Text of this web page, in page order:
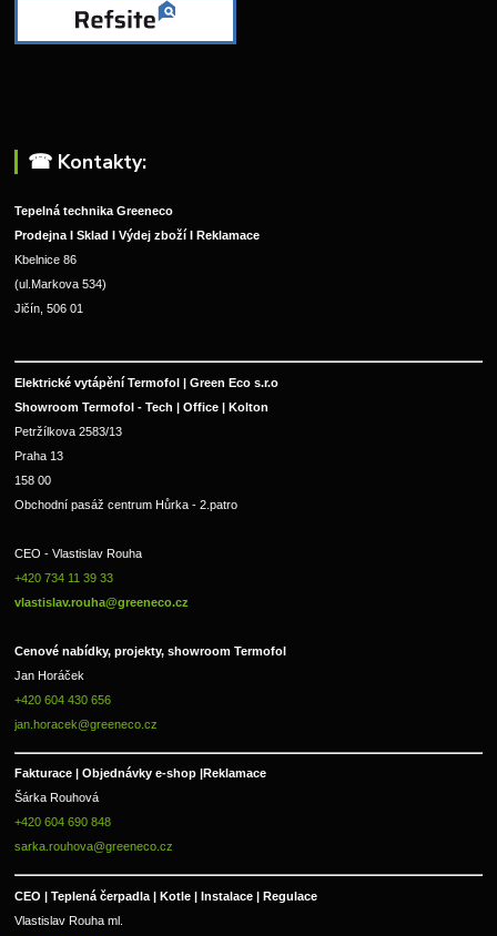
☎︎ Kontakty:
Tepelná technika Greeneco
Prodejna I Sklad I Výdej zboží I Reklamace
Kbelnice 86
(ul.Markova 534)
Jičín, 506 01
Elektrické vytápění Termofol | Green Eco s.r.o
Showroom Termofol - Tech | Office | Kolton
Petržílkova 2583/13
Praha 13
158 00
Obchodní pasáž centrum Hůrka - 2.patro
CEO - Vlastislav Rouha
+420 734 11 39 33
vlastislav.rouha@greeneco.cz
Cenové nabídky, projekty, showroom Termofol
Jan Horáček
+420 604 430 656
jan.horacek@greeneco.cz
Fakturace | Objednávky e-shop |
Reklamace
Šárka Rouhová
+420 604 690 848
sarka.rouhova@greeneco.cz
CEO | Teplená čerpadla | Kotle | Instalace | Regulace
Vlastislav Rouha ml.